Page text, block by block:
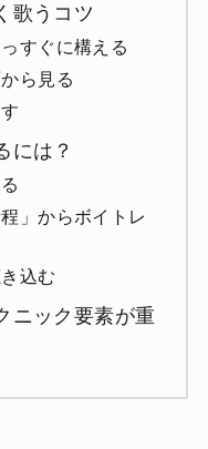
歌うコツ
すぐに構える
ら見る
には？
」からボイトレ
込む
ニック要素が重